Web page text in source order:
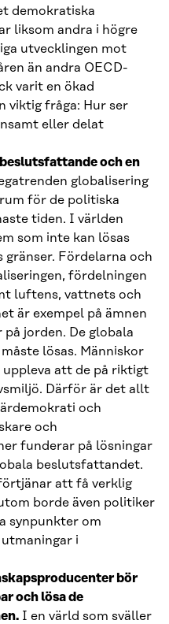
demokratiska
liksom andra i högre
utvecklingen mot
än andra OECD-
varit en ökad
viktig fråga: Hur ser
eller delat
och en
globalisering
för de politiska
tiden. I världen
som inte kan lösas
Fördelarna och
fördelningen
luftens, vattnets och
är exempel på ämnen
jorden. De globala
lösas. Människor
uppleva att de på riktigt
Därför är det allt
och
och
funderar på lösningar
beslutsfattandet.
att få verklig
borde även politiker
synpunkter om
i
bör
och lösa de
I en värld som sväller